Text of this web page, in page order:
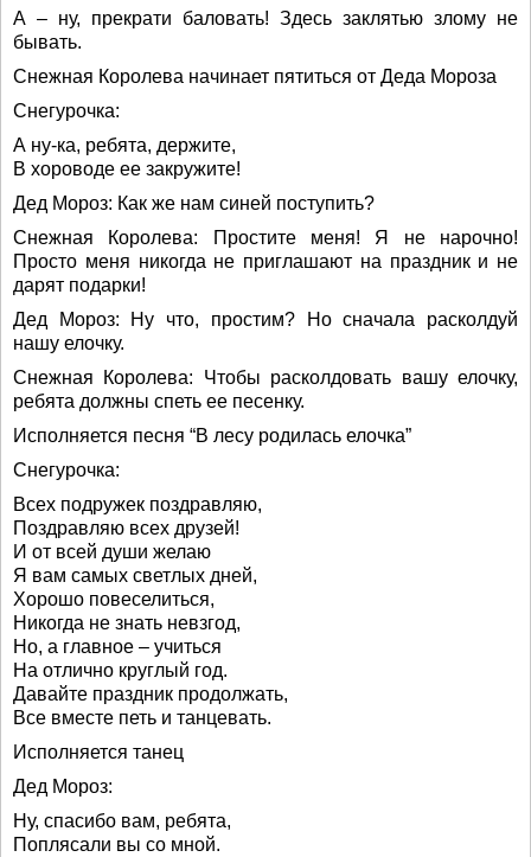
А – ну, прекрати баловать! Здесь заклятью злому не
бывать.
Снежная Королева начинает пятиться от Деда Мороза
Снегурочка:
А ну-ка, ребята, держите,
В хороводе ее закружите!
Дед Мороз: Как же нам синей поступить?
Снежная Королева: Простите меня! Я не нарочно!
Просто меня никогда не приглашают на праздник и не
дарят подарки!
Дед Мороз: Ну что, простим? Но сначала расколдуй
нашу елочку.
Снежная Королева: Чтобы расколдовать вашу елочку,
ребята должны спеть ее песенку.
Исполняется песня “В лесу родилась елочка”
Снегурочка:
Всех подружек поздравляю,
Поздравляю всех друзей!
И от всей души желаю
Я вам самых светлых дней,
Хорошо повеселиться,
Никогда не знать невзгод,
Но, а главное – учиться
На отлично круглый год.
Давайте праздник продолжать,
Все вместе петь и танцевать.
Исполняется танец
Дед Мороз:
Ну, спасибо вам, ребята,
Поплясали вы со мной.